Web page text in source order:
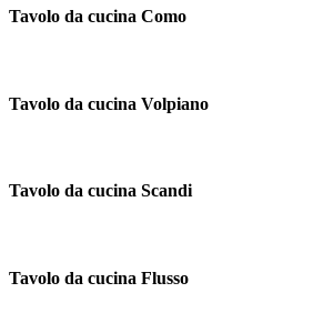
Tavolo da cucina Como
Tavolo da cucina Volpiano
Tavolo da cucina Scandi
Tavolo da cucina Flusso